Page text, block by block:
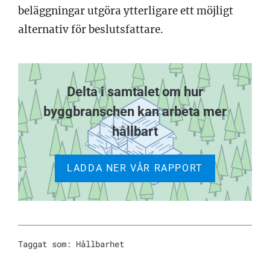
beläggningar utgöra ytterligare ett möjligt
alternativ för beslutsfattare.
Delta i samtalet om hur
byggbranschen kan arbeta mer
hållbart
LADDA NER VÅR RAPPORT
Taggat som: Hållbarhet